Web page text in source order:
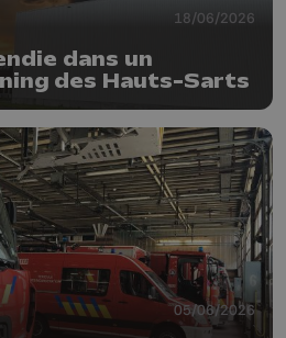
18/06/2026
dans un
des Hauts-Sarts
05/06/2026